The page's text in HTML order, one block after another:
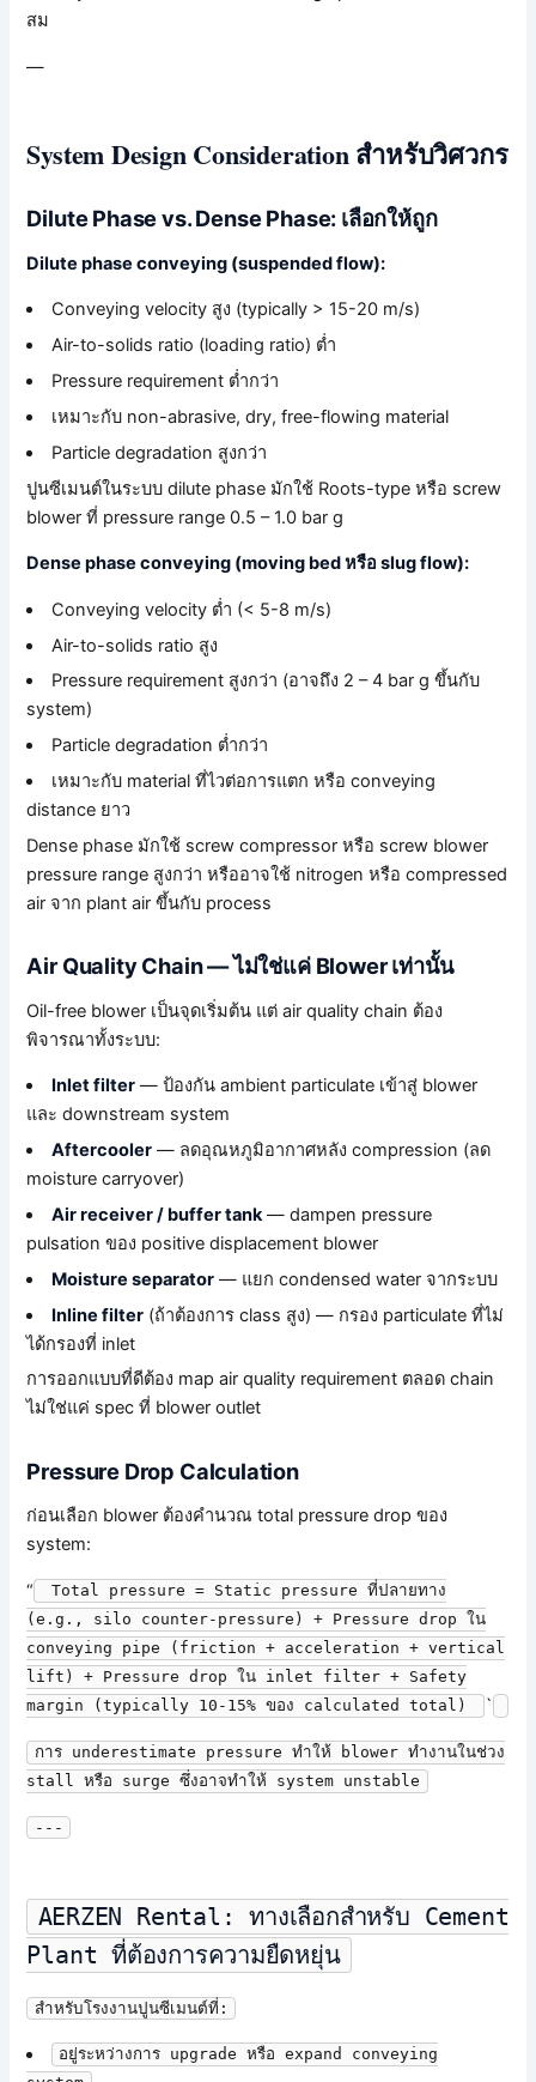
สม
—
System Design Consideration สำหรับวิศวกร
Dilute Phase vs. Dense Phase: เลือกให้ถูก
Dilute phase conveying (suspended flow):
Conveying velocity สูง (typically > 15-20 m/s)
Air-to-solids ratio (loading ratio) ต่ำ
Pressure requirement ต่ำกว่า
เหมาะกับ non-abrasive, dry, free-flowing material
Particle degradation สูงกว่า
ปูนซีเมนต์ในระบบ dilute phase มักใช้ Roots-type หรือ screw
blower ที่ pressure range 0.5 – 1.0 bar g
Dense phase conveying (moving bed หรือ slug flow):
Conveying velocity ต่ำ (< 5-8 m/s)
Air-to-solids ratio สูง
Pressure requirement สูงกว่า (อาจถึง 2 – 4 bar g ขึ้นกับ
system)
Particle degradation ต่ำกว่า
เหมาะกับ material ที่ไวต่อการแตก หรือ conveying
distance ยาว
Dense phase มักใช้ screw compressor หรือ screw blower
pressure range สูงกว่า หรืออาจใช้ nitrogen หรือ compressed
air จาก plant air ขึ้นกับ process
Air Quality Chain — ไม่ใช่แค่ Blower เท่านั้น
Oil-free blower เป็นจุดเริ่มต้น แต่ air quality chain ต้อง
พิจารณาทั้งระบบ:
Inlet filter — ป้องกัน ambient particulate เข้าสู่ blower
และ downstream system
Aftercooler — ลดอุณหภูมิอากาศหลัง compression (ลด
moisture carryover)
Air receiver / buffer tank— dampen pressure
pulsation ของ positive displacement blower
Moisture separator — แยก condensed water จากระบบ
Inline filter (ถ้าต้องการ class สูง) — กรอง particulate ที่ไม่
ได้กรองที่ inlet
การออกแบบที่ดีต้อง map air quality requirement ตลอด chain
ไม่ใช่แค่ spec ที่ blower outlet
Pressure Drop Calculation
ก่อนเลือก blower ต้องคำนวณ total pressure drop ของ
system:
“
Total pressure = Static pressure ที่ปลายทาง
(e.g., silo counter-pressure) + Pressure drop ใน
conveying pipe (friction + acceleration + vertical
lift) + Pressure drop ใน inlet filter + Safety
margin (typically 10-15% ของ calculated total)
`
การ underestimate pressure ทำให้ blower ทำงานในช่วง
stall หรือ surge ซึ่งอาจทำให้ system unstable
---
AERZEN Rental: ทางเลือกสำหรับ Cement
Plant ที่ต้องการความยืดหยุ่น
สำหรับโรงงานปูนซีเมนต์ที่:
อยู่ระหว่างการ upgrade หรือ expand conveying